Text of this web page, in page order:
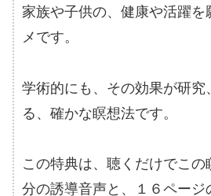
家族や子供の、健康や活躍を
メです。
学術的にも、その効果が研究
る、確かな瞑想法です。
この特典は、聴くだけでこの
分の誘導音声と、１６ページ